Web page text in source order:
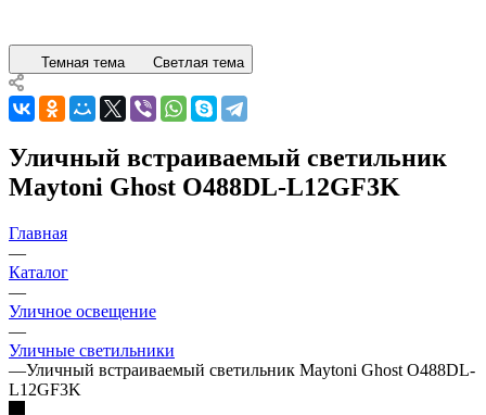
Темная тема Светлая тема
Уличный встраиваемый светильник
Maytoni Ghost O488DL-L12GF3K
Главная
—
Каталог
—
Уличное освещение
—
Уличные светильники
—Уличный встраиваемый светильник Maytoni Ghost O488DL-
L12GF3K